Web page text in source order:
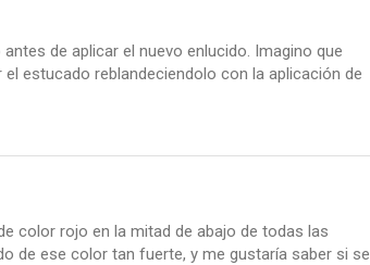
de aplicar el nuevo enlucido. Imagino que
estucado reblandeciendolo con la aplicación de
color rojo en la mitad de abajo de todas las
de ese color tan fuerte, y me gustaría saber si se